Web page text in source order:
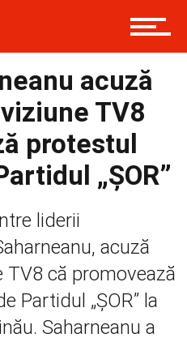
acuză
TV8
protestul
„ȘOR”
liderii
acuză
că promovează
Partidul „ȘOR” la
Saharneanu a